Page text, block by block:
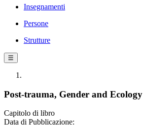
Insegnamenti
Persone
Strutture
☰
Post-trauma, Gender and Ecology
Capitolo di libro
Data di Pubblicazione: